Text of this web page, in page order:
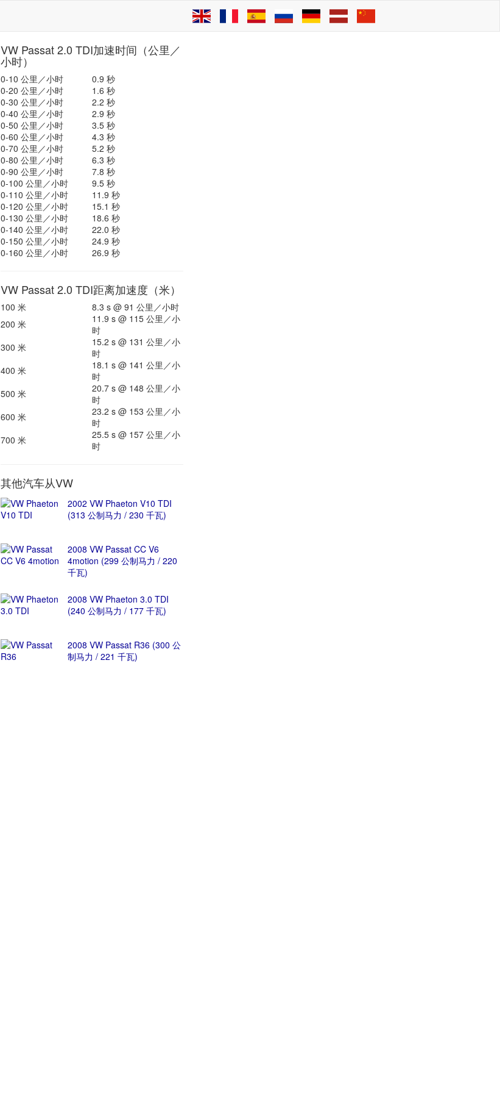
VW Passat 2.0 TDI加速时间（公里／
小时）
0-10 公里／小时
0.9 秒
0-20 公里／小时
1.6 秒
0-30 公里／小时
2.2 秒
0-40 公里／小时
2.9 秒
0-50 公里／小时
3.5 秒
0-60 公里／小时
4.3 秒
0-70 公里／小时
5.2 秒
0-80 公里／小时
6.3 秒
0-90 公里／小时
7.8 秒
0-100 公里／小时
9.5 秒
0-110 公里／小时
11.9 秒
0-120 公里／小时
15.1 秒
0-130 公里／小时
18.6 秒
0-140 公里／小时
22.0 秒
0-150 公里／小时
24.9 秒
0-160 公里／小时
26.9 秒
VW Passat 2.0 TDI距离加速度（米）
100 米
8.3 s @ 91 公里／小时
200 米
11.9 s @ 115 公里／小
时
300 米
15.2 s @ 131 公里／小
时
400 米
18.1 s @ 141 公里／小
时
500 米
20.7 s @ 148 公里／小
时
600 米
23.2 s @ 153 公里／小
时
700 米
25.5 s @ 157 公里／小
时
其他汽车从VW
2002 VW Phaeton V10 TDI
(313 公制马力 / 230 千瓦)
2008 VW Passat CC V6
4motion (299 公制马力 / 220
千瓦)
2008 VW Phaeton 3.0 TDI
(240 公制马力 / 177 千瓦)
2008 VW Passat R36 (300 公
制马力 / 221 千瓦)